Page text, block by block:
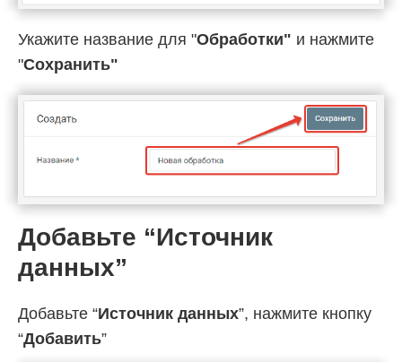
Укажите название для "Обработки" и нажмите
"Cохранить"
Добавьте “Источник
данных”
Добавьте “Источник данных”, нажмите кнопку
“Добавить”